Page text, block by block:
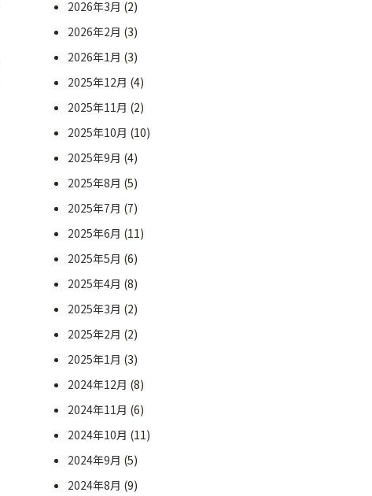
2026年3月 (2)
2026年2月 (3)
2026年1月 (3)
2025年12月 (4)
2025年11月 (2)
2025年10月 (10)
2025年9月 (4)
2025年8月 (5)
2025年7月 (7)
2025年6月 (11)
2025年5月 (6)
2025年4月 (8)
2025年3月 (2)
2025年2月 (2)
2025年1月 (3)
2024年12月 (8)
2024年11月 (6)
2024年10月 (11)
2024年9月 (5)
2024年8月 (9)